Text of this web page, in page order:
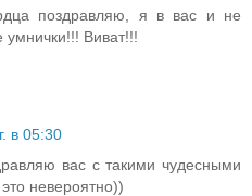
поздравляю, я в вас и не
умнички!!! Виват!!!
в 05:30
вас с такими чудесными
невероятно))